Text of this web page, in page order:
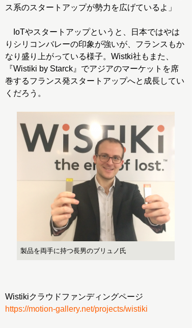
ス系のスタートアップが勢力を広げているよ」
IoTやスタートアップというと、日本ではやは
りシリコンバレーの印象が強いが、フランスもか
なり盛り上がっている様子。Wistki社もまた、
『Wistiki by Starck』でアジアのマーケットを席
巻するフランス発スタートアップへと成長してい
くだろう。
製品を両手に持つ長男のブリュノ氏
Wistikiクラウドファンディングページ
https://motion-gallery.net/projects/wistiki